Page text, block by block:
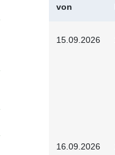
von
15.09.2026
16.09.2026